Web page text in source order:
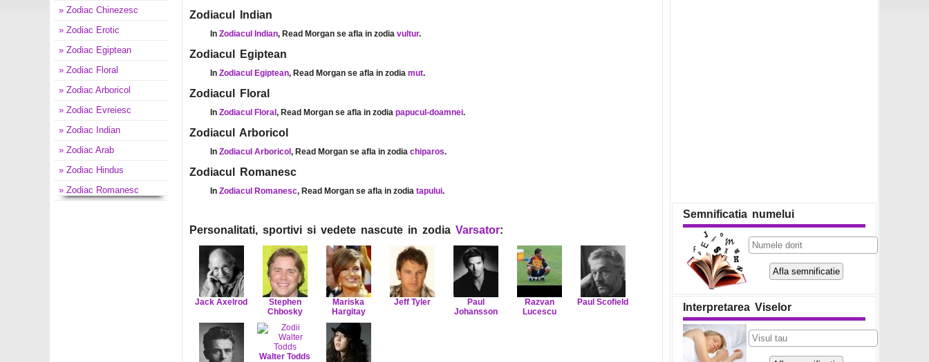
» Zodiac Chinezesc
» Zodiac Erotic
» Zodiac Egiptean
» Zodiac Floral
» Zodiac Arboricol
» Zodiac Evreiesc
» Zodiac Indian
» Zodiac Arab
» Zodiac Hindus
» Zodiac Romanesc
Zodiacul Indian
In Zodiacul Indian, Read Morgan se afla in zodia vultur.
Zodiacul Egiptean
In Zodiacul Egiptean, Read Morgan se afla in zodia mut.
Zodiacul Floral
In Zodiacul Floral , Read Morgan se afla in zodia papucul-doamnei.
Zodiacul Arboricol
In Zodiacul Arboricol , Read Morgan se afla in zodia chiparos.
Zodiacul Romanesc
In Zodiacul Romanesc, Read Morgan se afla in zodia tapului.
Personalitati, sportivi si vedete nascute in zodia Varsator:
Jack Axelrod
Stephen
Chbosky
Mariska
Hargitay
Jeff Tyler
Paul
Johansson
Razvan
Lucescu
Paul Scofield
Walter Todds
Semnificatia numelui
Interpretarea Viselor